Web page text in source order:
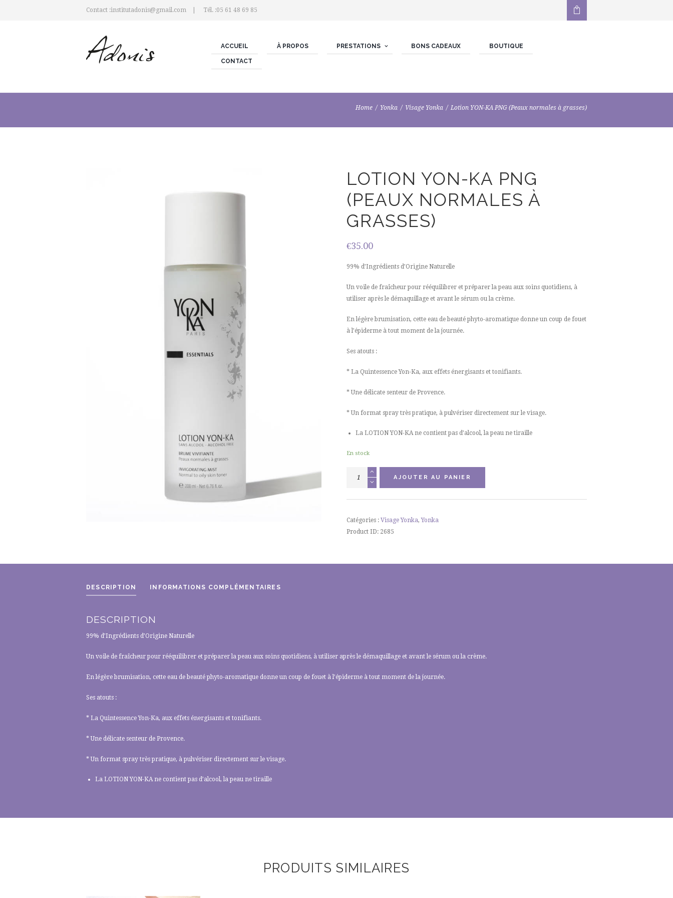
Contact :institutadonis@gmail.com Tél. :05 61 48 69 85
ACCUEIL À PROPOS PRESTATIONS BONS CADEAUX BOUTIQUE
CONTACT
Home Yonka Visage Yonka Lotion YON-KA PNG (Peaux normales à grasses)
LOTION YON-KA PNG
(PEAUX NORMALES À
GRASSES)
€35.00
99% d’Ingrédients d’Origine Naturelle
Un voile de fraîcheur pour rééquilibrer et préparer la peau aux soins quotidiens, à
utiliser après le démaquillage et avant le sérum ou la crème.
En légère brumisation, cette eau de beauté phyto-aromatique donne un coup de fouet
à l’épiderme à tout moment de la journée.
Ses atouts :
* La Quintessence Yon-Ka, aux effets énergisants et tonifiants.
* Une délicate senteur de Provence.
* Un format spray très pratique, à pulvériser directement sur le visage.
La LOTION YON-KA ne contient pas d’alcool, la peau ne tiraille
En stock
KA
PNG
à
AJOUTER AU PANIER
Catégories : Visage Yonka,Yonka
Product ID: 2685
DESCRIPTION INFORMATIONS COMPLÉMENTAIRES
DESCRIPTION
99% d’Ingrédients d’Origine Naturelle
Un voile de fraîcheur pour rééquilibrer et préparer la peau aux soins quotidiens, à utiliser après le démaquillage et avant le sérum ou la crème.
En légère brumisation, cette eau de beauté phyto-aromatique donne un coup de fouet à l’épiderme à tout moment de la journée.
Ses atouts :
* La Quintessence Yon-Ka, aux effets énergisants et tonifiants.
* Une délicate senteur de Provence.
* Un format spray très pratique, à pulvériser directement sur le visage.
La LOTION YON-KA ne contient pas d’alcool, la peau ne tiraille
PRODUITS SIMILAIRES